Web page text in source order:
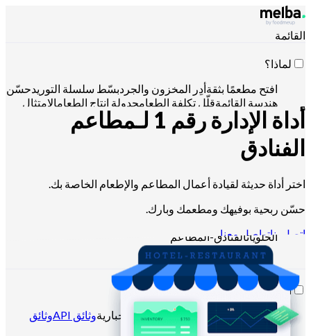
القائمة
لماذا؟
افتح مطعمًا بثقةأدِر المخزون والجردبسّط سلسلة التوريدحسّن
هندسة القائمةقلّل تكلفة الطعامجدولة إنتاج الطعامالامتثال
لمتطلبات HACCP
إدارة عروض الأسعار وتحليل المبيعات
عبر Claude أو ChatGPT أو API
لمن؟
السلاسل والمجموعات الكبيرة
الحلوياتالفنادق-المطاعم
الموارد
المدونةمركز المساعدةالنشرات الإخباريةوثائق API
وثائق
MCP
أداة الإدارة رقم 1 لـ
مطاعم
الفنادق
اختر أداة حديثة لقيادة أعمال المطاعم والإطعام الخاصة بك.
حسّن ربحية بوفيهك ومطعمك وبارك.
اتصل بناتواصل معنا